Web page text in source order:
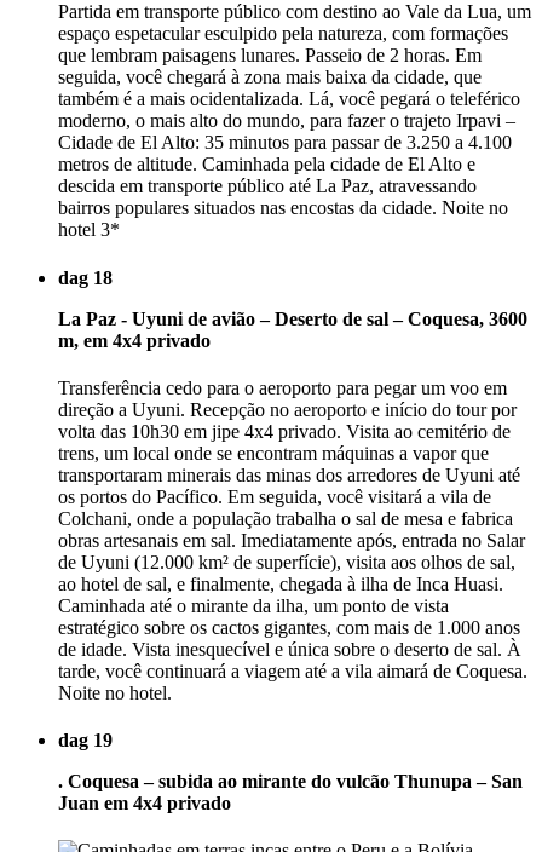
Partida em transporte público com destino ao Vale da Lua, um
espaço espetacular esculpido pela natureza, com formações
que lembram paisagens lunares. Passeio de 2 horas. Em
seguida, você chegará à zona mais baixa da cidade, que
também é a mais ocidentalizada. Lá, você pegará o teleférico
moderno, o mais alto do mundo, para fazer o trajeto Irpavi –
Cidade de El Alto: 35 minutos para passar de 3.250 a 4.100
metros de altitude. Caminhada pela cidade de El Alto e
descida em transporte público até La Paz, atravessando
bairros populares situados nas encostas da cidade. Noite no
hotel 3*
dag 18
La Paz - Uyuni de avião – Deserto de sal – Coquesa, 3600
m, em 4x4 privado
Transferência cedo para o aeroporto para pegar um voo em
direção a Uyuni. Recepção no aeroporto e início do tour por
volta das 10h30 em jipe 4x4 privado. Visita ao cemitério de
trens, um local onde se encontram máquinas a vapor que
transportaram minerais das minas dos arredores de Uyuni até
os portos do Pacífico. Em seguida, você visitará a vila de
Colchani, onde a população trabalha o sal de mesa e fabrica
obras artesanais em sal. Imediatamente após, entrada no Salar
de Uyuni (12.000 km² de superfície), visita aos olhos de sal,
ao hotel de sal, e finalmente, chegada à ilha de Inca Huasi.
Caminhada até o mirante da ilha, um ponto de vista
estratégico sobre os cactos gigantes, com mais de 1.000 anos
de idade. Vista inesquecível e única sobre o deserto de sal. À
tarde, você continuará a viagem até a vila aimará de Coquesa.
Noite no hotel.
dag 19
. Coquesa – subida ao mirante do vulcão Thunupa – San
Juan em 4x4 privado